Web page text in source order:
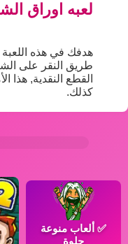
لعبه اوراق
هدفك في هذه
طريق النقر على
القطع النقدية, هذا
كذلك.
✅ ألعاب منوعة
حلوة